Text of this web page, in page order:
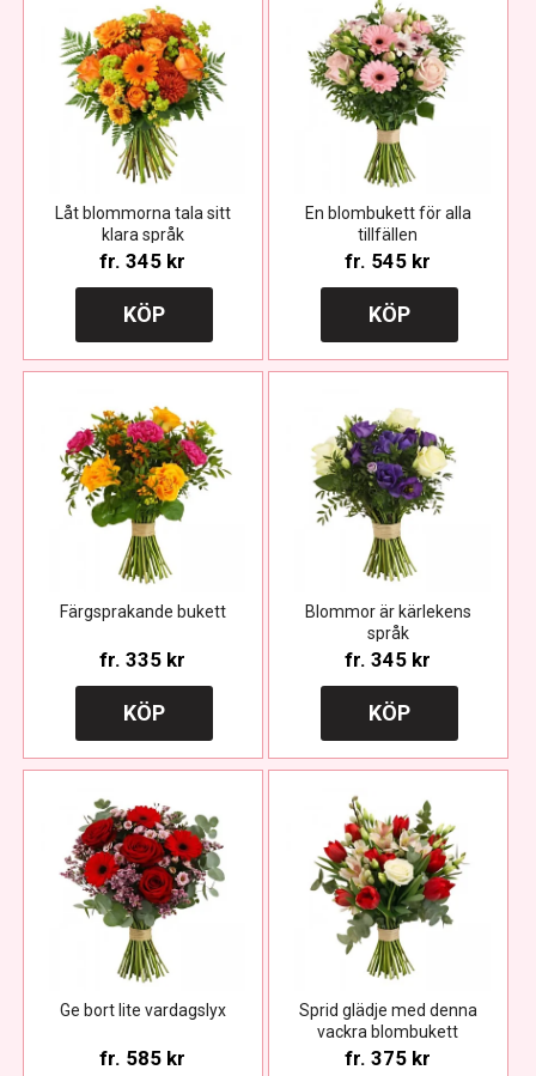
Låt blommorna tala sitt
klara språk
fr. 345 kr
KÖP
En blombukett för alla
tillfällen
fr. 545 kr
KÖP
Färgsprakande bukett
fr. 335 kr
KÖP
Blommor är kärlekens
språk
fr. 345 kr
KÖP
Ge bort lite vardagslyx
fr. 585 kr
Sprid glädje med denna
vackra blombukett
fr. 375 kr